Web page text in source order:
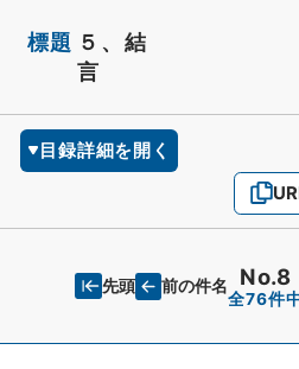
標題 ５、結
言
目録詳細を開く
先頭 前の件名 No.8
全76件